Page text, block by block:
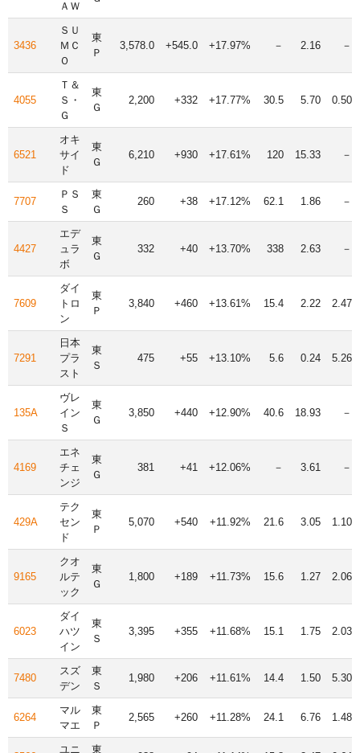
ＡＷ
3436
ＳＵ
ＭＣ
Ｏ
東
Ｐ
3,578.0 +545.0 +17.97% － 2.16 －
4055
Ｔ＆
Ｓ・
Ｇ
東
Ｇ
2,200 +332 +17.77% 30.5 5.70 0.50
6521
オキ
サイ
ド
東
Ｇ
6,210 +930 +17.61% 120 15.33 －
7707
ＰＳ
Ｓ
東
Ｇ
260 +38 +17.12% 62.1 1.86 －
4427
エデ
ュラ
ボ
東
Ｇ
332 +40 +13.70% 338 2.63 －
7609
ダイ
トロ
ン
東
Ｐ
3,840 +460 +13.61% 15.4 2.22 2.47
7291
日本
プラ
スト
東
Ｓ
475 +55 +13.10% 5.6 0.24 5.26
135A
ヴレ
イン
Ｓ
東
Ｇ
3,850 +440 +12.90% 40.6 18.93 －
4169
エネ
チェ
ンジ
東
Ｇ
381 +41 +12.06% － 3.61 －
429A
テク
セン
ド
東
Ｐ
5,070 +540 +11.92% 21.6 3.05 1.10
9165
クオ
ルテ
ック
東
Ｇ
1,800 +189 +11.73% 15.6 1.27 2.06
6023
ダイ
ハツ
イン
東
Ｓ
3,395 +355 +11.68% 15.1 1.75 2.03
7480
スズ
デン
東
Ｓ
1,980 +206 +11.61% 14.4 1.50 5.30
6264
マル
マエ
東
Ｐ
2,565 +260 +11.28% 24.1 6.76 1.48
ユニ
東